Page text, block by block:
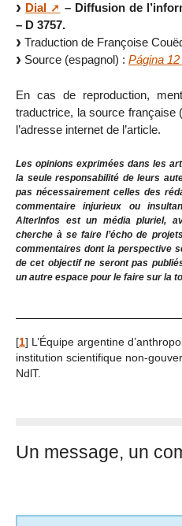
Dial
– Diffusion de
– D 3757.
Traduction de Françoise
Source (espagnol) : Página 12
En cas de reproduction,
traductrice, la source française
l’adresse internet de l’article.
Les opinions exprimées dans les
la seule responsabilité de leurs
pas nécessairement celles des
commentaire injurieux ou
AlterInfos est un média pluriel,
cherche à se faire l’écho de
commentaires dont la perspective
de cet objectif ne seront pas
un autre espace pour le faire sur la
[1] L’Équipe argentine
institution scientifique non-
NdlT.
Un message, un